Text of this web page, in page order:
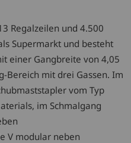
Regalzeilen und 4.500
Supermarkt und besteht
einer Gangbreite von 4,05
Bereich mit drei Gassen. Im
vom Typ
im Schmalgang
V modular neben